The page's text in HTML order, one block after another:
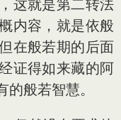
这就是第二转法
内容，就是依般
在般若期的后面
证得如来藏的阿
般若智慧。